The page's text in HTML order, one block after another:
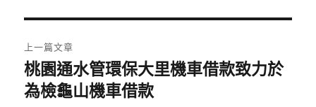
章
導
上一篇文章
上
一
桃園通水管環保大里機車借款致力於
為檢龜山機車借款